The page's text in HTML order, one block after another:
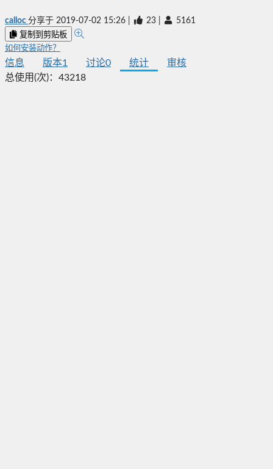
calloc 分享于 2019-07-02 15:26 23 5161
复制到剪贴板
如何安装动作？
信息 版本1 讨论0 统计
审核
总使用(次)： 43218